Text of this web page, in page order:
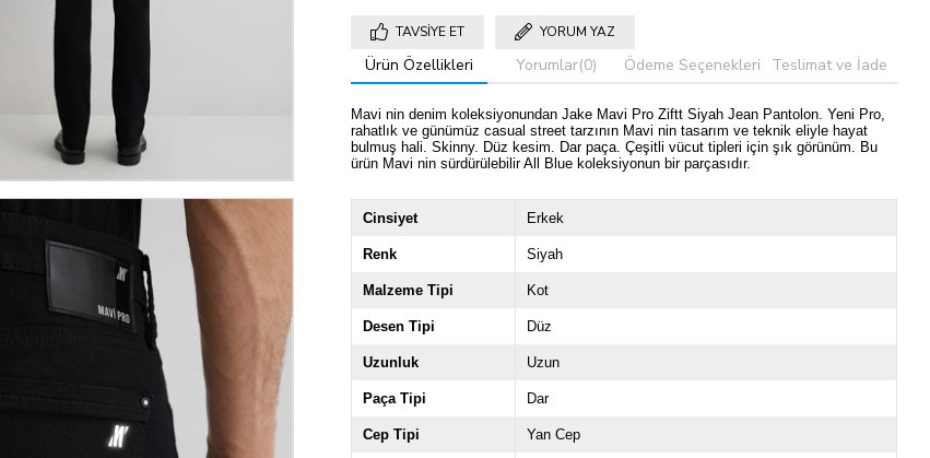
TAVSIYE ET YORUM YAZ
Ürün Özellikleri Yorumlar(0) Ödeme Seçenekleri Teslimat ve İade
Mavi nin denim koleksiyonundan Jake Mavi Pro Ziftt Siyah Jean Pantolon. Yeni Pro,
rahatlık ve günümüz casual street tarzının Mavi nin tasarım ve teknik eliyle hayat
bulmuş hali. Skinny. Düz kesim. Dar paça. Çeşitli vücut tipleri için şık görünüm. Bu
ürün Mavi nin sürdürülebilir All Blue koleksiyonun bir parçasıdır.
Cinsiyet Erkek
Renk Siyah
Malzeme Tipi Kot
Desen Tipi Düz
Uzunluk Uzun
Paça Tipi Dar
Cep Tipi Yan Cep